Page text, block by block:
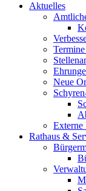
Aktuelles
Neue
Externe
Rathaus &